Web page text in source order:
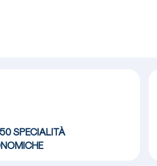
SPECIALITÀ